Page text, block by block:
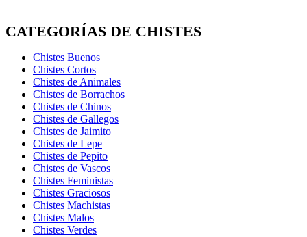
CATEGORÍAS DE CHISTES
Chistes Buenos
Chistes Cortos
Chistes de Animales
Chistes de Borrachos
Chistes de Chinos
Chistes de Gallegos
Chistes de Jaimito
Chistes de Lepe
Chistes de Pepito
Chistes de Vascos
Chistes Feministas
Chistes Graciosos
Chistes Machistas
Chistes Malos
Chistes Verdes